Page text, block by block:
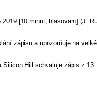
[10 minut, hlasování] (J.
zápisu a upozorňuje na
Hill schvaluje zápis z